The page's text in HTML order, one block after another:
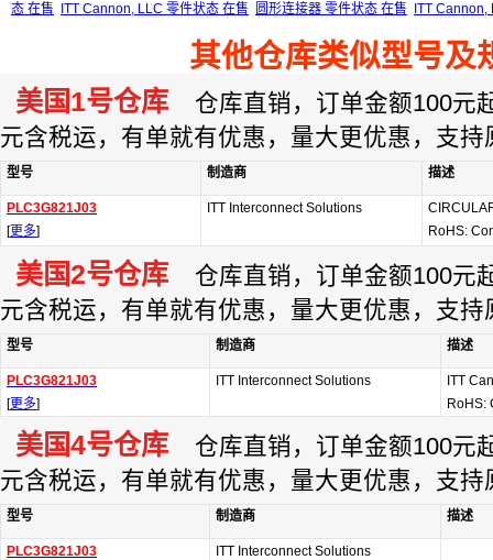
态 在售
ITT Cannon, LLC 零件状态 在售 圆形连接器 零件状态 在售 ITT
其他仓库类似型号及
美国1号仓库 仓库直销，订单金额100元
元含税运，有单就有优惠，量大更优惠，支持
型号 制造商 描述
PLC3G821J03
[更多]
ITT Interconnect Solutions
RoHS:
美国2号仓库 仓库直销，订单金额100元
元含税运，有单就有优惠，量大更优惠，支持
型号 制造商 描述
PLC3G821J03
[更多]
ITT Interconnect Solutions
ITT
RoHS:
美国4号仓库 仓库直销，订单金额100元
元含税运，有单就有优惠，量大更优惠，支持
型号 制造商 描述
PLC3G821J03
ITT Interconnect Solutions